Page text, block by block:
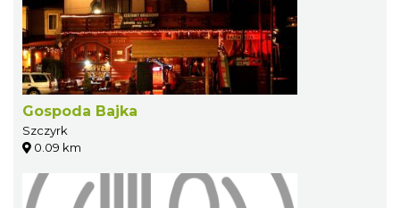
Gospoda Bajka
Szczyrk
0.09 km